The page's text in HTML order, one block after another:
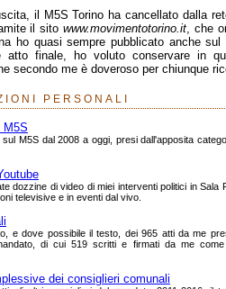
il M5S Torino ha cancellato dalla
il sito www.movimentotorino.it, che
ho quasi sempre pubblicato anche
atto finale, ho voluto conservare in
secondo me è doveroso per chiunque
PERSONALI
M5S
M5S dal 2008 a oggi, presi dall'apposita
dozzine di video di miei interventi politici in Sala
televisive e in eventi dal vivo.
e dove possibile il testo, dei 965 atti da me
di cui 519 scritti e firmati da me come
dei consiglieri comunali